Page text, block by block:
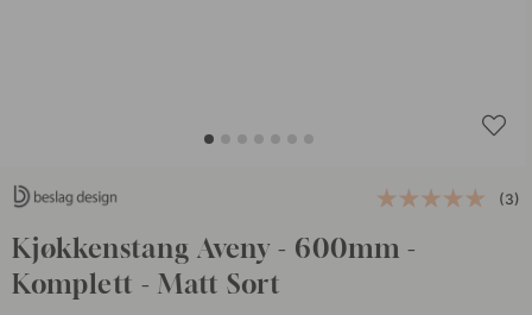
(3)
Kjøkkenstang Aveny - 600mm -
Komplett - Matt Sort